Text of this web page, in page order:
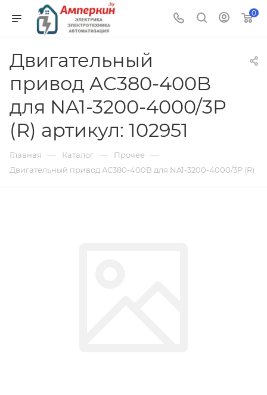
0
Двигательный
привод AC380-400B
для NA1-3200-4000/3P
(R) артикул: 102951
Главная — Каталог — Прочее —
Двигательный привод AC380-400B для NA1-3200-4000/3P (R)